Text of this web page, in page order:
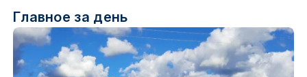
Главное за день